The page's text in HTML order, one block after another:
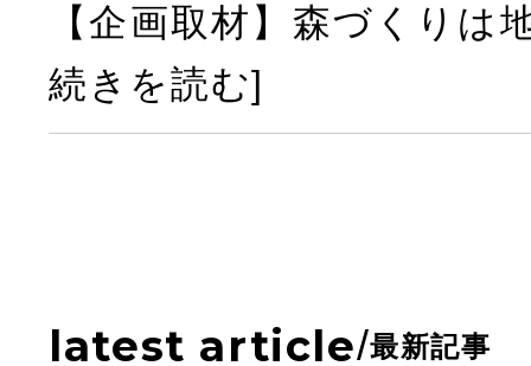
【企画取材】森づくり
続きを読む]
latest article/最新記事